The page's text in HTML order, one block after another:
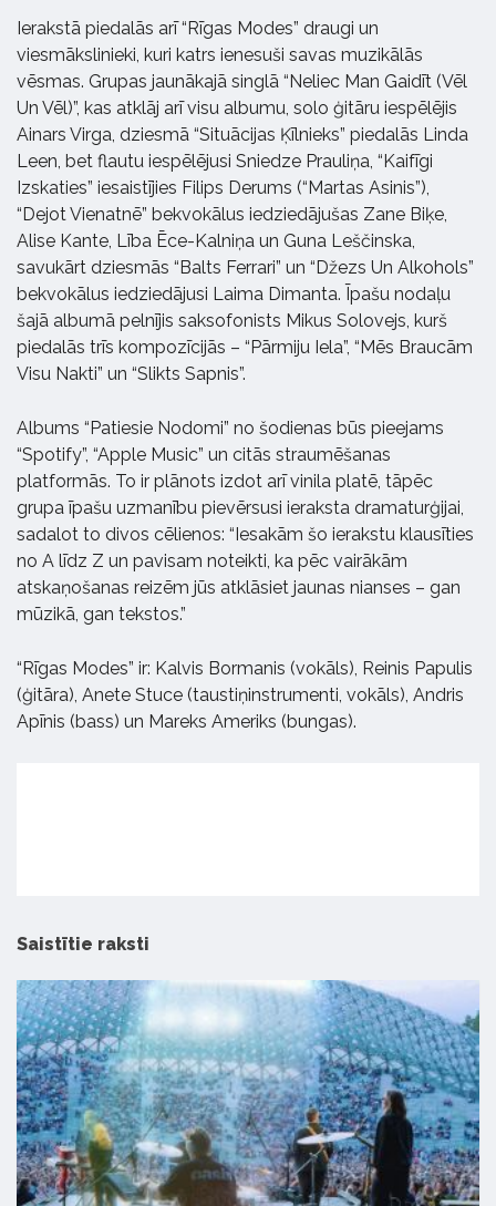
Ierakstā piedalās arī “Rīgas Modes” draugi un
viesmākslinieki, kuri katrs ienesuši savas muzikālās
vēsmas. Grupas jaunākajā singlā “Neliec Man Gaidīt (Vēl
Un Vēl)”, kas atklāj arī visu albumu, solo ģitāru iespēlējis
Ainars Virga, dziesmā “Situācijas Ķīlnieks” piedalās Linda
Leen, bet flautu iespēlējusi Sniedze Prauliņa, “Kaifīgi
Izskaties” iesaistījies Filips Derums (“Martas Asinis”),
“Dejot Vienatnē” bekvokālus iedziedājušas Zane Biķe,
Alise Kante, Lība Ēce-Kalniņa un Guna Leščinska,
savukārt dziesmās “Balts Ferrari” un “Džezs Un Alkohols”
bekvokālus iedziedājusi Laima Dimanta. Īpašu nodaļu
šajā albumā pelnījis saksofonists Mikus Solovejs, kurš
piedalās trīs kompozīcijās – “Pārmiju Iela”, “Mēs Braucām
Visu Nakti” un “Slikts Sapnis”.
Albums “Patiesie Nodomi” no šodienas būs pieejams
“Spotify”, “Apple Music” un citās straumēšanas
platformās. To ir plānots izdot arī vinila platē, tāpēc
grupa īpašu uzmanību pievērsusi ieraksta dramaturģijai,
sadalot to divos cēlienos: “Iesakām šo ierakstu klausīties
no A līdz Z un pavisam noteikti, ka pēc vairākām
atskaņošanas reizēm jūs atklāsiet jaunas nianses – gan
mūzikā, gan tekstos.”
“Rīgas Modes” ir: Kalvis Bormanis (vokāls), Reinis Papulis
(ģitāra), Anete Stuce (taustiņinstrumenti, vokāls), Andris
Apīnis (bass) un Mareks Ameriks (bungas).
Saistītie raksti